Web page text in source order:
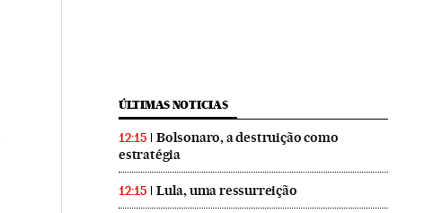
ÚLTIMAS NOTICIAS
12:15
Bolsonaro, a destruição como
estratégia
12:15 Lula, uma ressurreição